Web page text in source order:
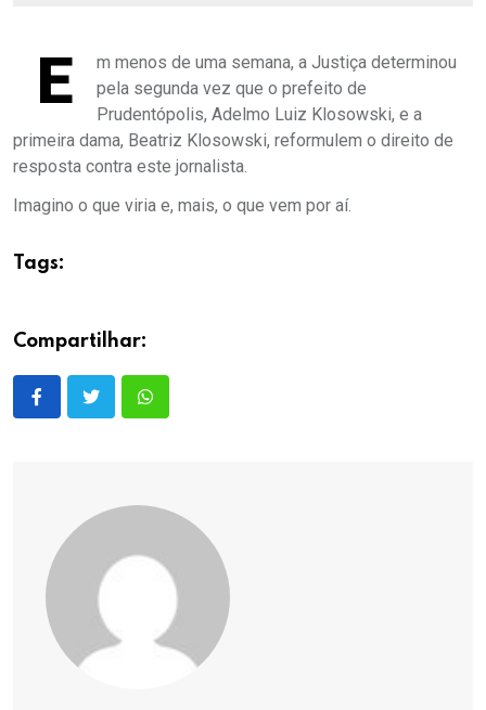
E
m menos de uma semana, a Justiça determinou
pela segunda vez que o prefeito de
Prudentópolis, Adelmo Luiz Klosowski, e a
primeira dama, Beatriz Klosowski, reformulem o direito de
resposta contra este jornalista.
Imagino o que viria e, mais, o que vem por aí.
Tags:
Compartilhar: